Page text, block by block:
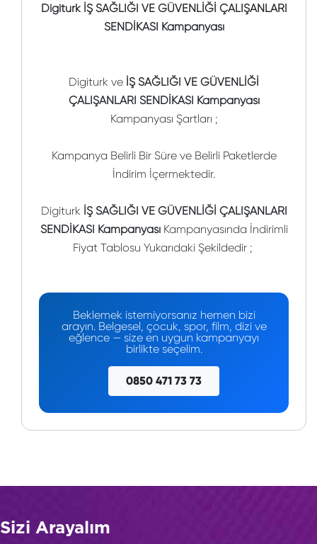
Digiturk İŞ SAĞLIĞI VE GÜVENLİĞİ ÇALIŞANLARI
SENDİKASI Kampanyası
Digiturk ve İŞ SAĞLIĞI VE GÜVENLİĞİ
ÇALIŞANLARI SENDİKASI Kampanyası
Kampanyası Şartları ;
Kampanya Belirli Bir Süre ve Belirli Paketlerde
İndirim İçermektedir.
Digiturk İŞ SAĞLIĞI VE GÜVENLİĞİ ÇALIŞANLARI
SENDİKASI KampanyasıKampanyasında İndirimli
Fiyat Tablosu Yukarıdaki Şekildedir ;
Beklemek istemiyorsanız hemen bizi
arayın. Belgesel, çocuk, spor, film, dizi ve
eğlence — size en uygun kampanyayı
birlikte seçelim.
0850 471 73 73
Sizi Arayalım